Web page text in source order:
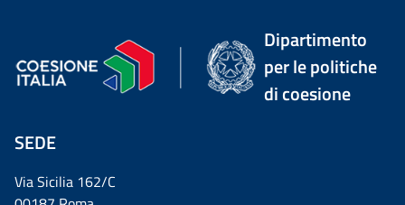
Dipartimento
per le politiche
di coesione
SEDE
Via Sicilia 162/C